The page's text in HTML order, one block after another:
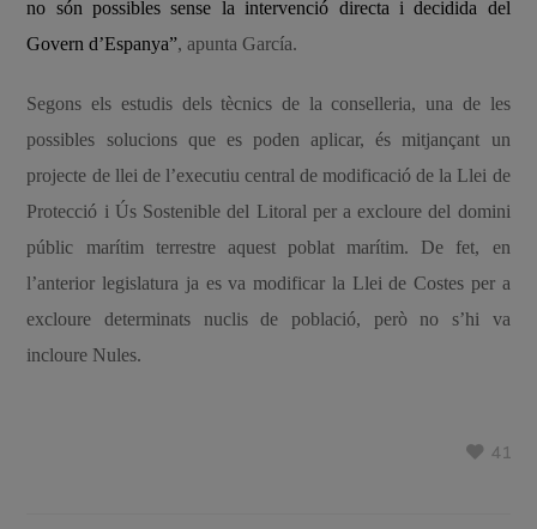
no són possibles sense la intervenció directa i decidida del
Govern d’Espanya”, apunta García.
Segons els estudis dels tècnics de la conselleria, una de les
possibles solucions que es poden aplicar, és mitjançant un
projecte de llei de l’executiu central de modificació de la Llei de
Protecció i Ús Sostenible del Litoral per a excloure del domini
públic marítim terrestre aquest poblat marítim. De fet, en
l’anterior legislatura ja es va modificar la Llei de Costes per a
excloure determinats nuclis de població, però no s’hi va
incloure Nules.
41